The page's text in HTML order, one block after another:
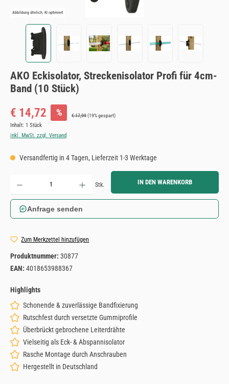
Abbildung ähnlich, KI optimiert
AKO Eckisolator, Streckenisolator Profi für 4cm-
Band (10 Stück)
Verkaufspreis:
€ 14,72 % Regulärer Preis:
€ 17,99(19% gespart)
Inhalt: 1 Stück
inkl. MwSt. zzgl. Versand
Versandfertig in 4 Tagen, Lieferzeit 1-3 Werktage
Produkt Anzahl: Gib den gewünschten Wert ein oder benutze die Schaltflächen um die Anzahl zu
Stk. IN DEN WARENKORB
Anfrage senden
Zum Merkzettel hinzufügen
Produktnummer: 30877
EAN: 4018653988367
Highlights
Schonende & zuverlässige Bandfixierung
Rutschfest durch versetzte Gummiprofile
Überbrückt gebrochene Leiterdrähte
Vielseitig als Eck- & Abspannisolator
Rasche Montage durch Anschrauben
Hergestellt in Deutschland